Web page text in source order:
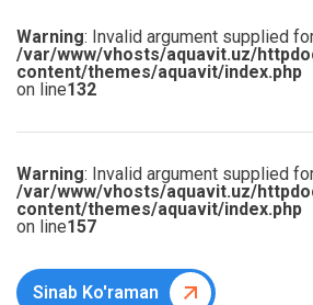
Warning: Invalid argument supplied
/var/www/vhosts/aquavit.uz/
content/themes/aquavit/index.php
on line132
Warning: Invalid argument supplied
/var/www/vhosts/aquavit.uz/
content/themes/aquavit/index.php
on line157
Sinab Ko'raman